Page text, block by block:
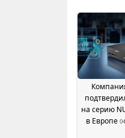
на серию
в Европе